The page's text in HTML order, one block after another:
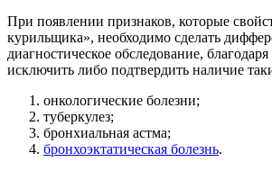
При появлении признаков, которые
курильщика», необходимо сделать
диагностическое обследование,
исключить либо подтвердить наличие
онкологические болезни;
туберкулез;
бронхиальная астма;
бронхоэктатическая болезнь.